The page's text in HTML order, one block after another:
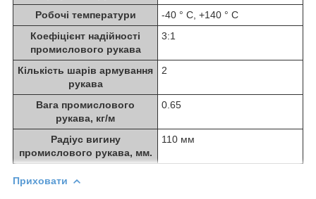
Робочі температури
-40 ° С, +140 ° С
Коефіцієнт надійності
промислового рукава
3:1
Кількість шарів армування
рукава
2
Вага промислового
рукава, кг/м
0.65
Радіус вигину
промислового рукава, мм.
110 мм
Приховати